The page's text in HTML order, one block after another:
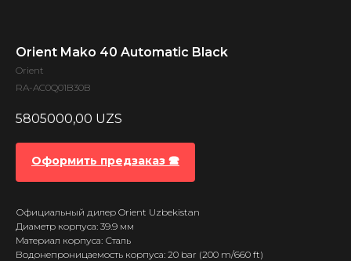
Orient Mako 40 Automatic Black
Orient
RA-AC0Q01B30B
5805000,00 UZS
Оформить предзаказ 🕿
Официальный дилер Orient Uzbekistan
Диаметр корпуса: 39.9 мм
Материал корпуса: Сталь
Водонепроницаемость корпуса: 20 bar (200 m/660 ft)